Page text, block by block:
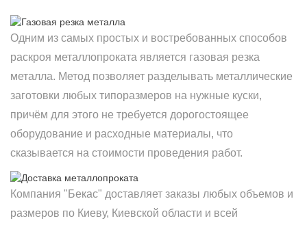
Одним из самых простых и востребованных способов
раскроя металлопроката является газовая резка
металла. Метод позволяет разделывать металлические
заготовки любых типоразмеров на нужные куски,
причём для этого не требуется дорогостоящее
оборудование и расходные материалы, что
сказывается на стоимости проведения работ.
Компания "Бекас" доставляет заказы любых объемов и
размеров по Киеву, Киевской области и всей